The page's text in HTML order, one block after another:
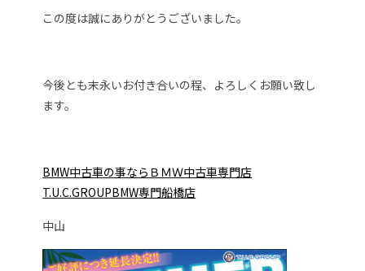
この度は誠にありがとうございました。
今後とも末永いお付き合いの程、よろしくお願い致し
ます。
BMW中古車の事ならＢＭＷ中古車専門店
T.U.C.GROUPBMW専門船橋店
中山